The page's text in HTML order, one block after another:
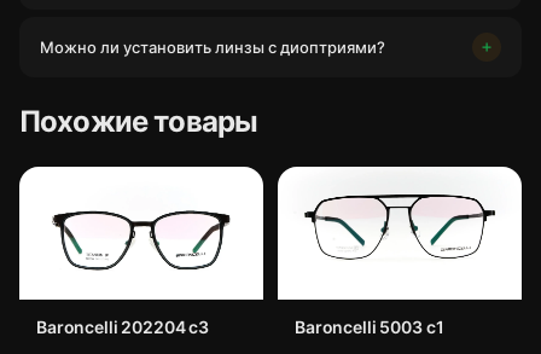
Можно ли установить линзы с диоптриями?
Похожие товары
Baroncelli 202204 c3 Baroncelli 5003 с1